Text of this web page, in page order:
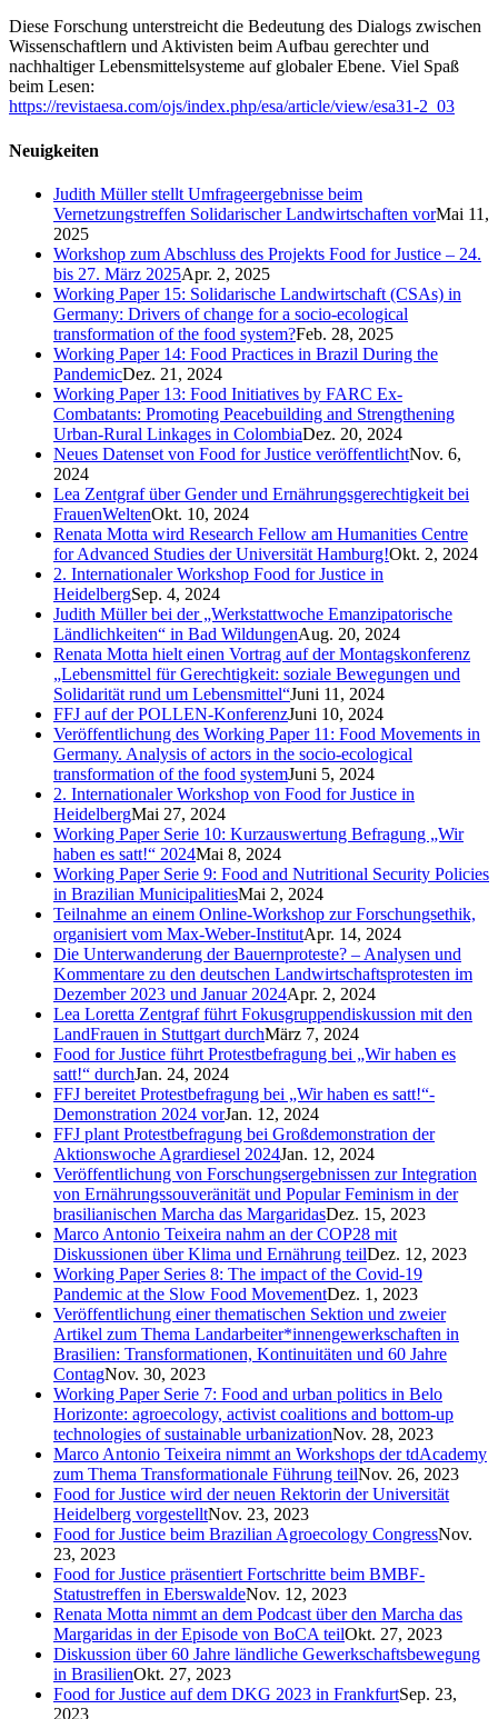
Diese Forschung unterstreicht die Bedeutung des Dialogs zwischen
Wissenschaftlern und Aktivisten beim Aufbau gerechter und
nachhaltiger Lebensmittelsysteme auf globaler Ebene. Viel Spaß
beim Lesen:
https://revistaesa.com/ojs/index.php/esa/article/view/esa31-2_03
Neuigkeiten
Judith Müller stellt Umfrageergebnisse beim
Vernetzungstreffen Solidarischer Landwirtschaften vorMai 11,
2025
Workshop zum Abschluss des Projekts Food for Justice – 24.
bis 27. März 2025Apr. 2, 2025
Working Paper 15: Solidarische Landwirtschaft (CSAs) in
Germany: Drivers of change for a socio-ecological
transformation of the food system?Feb. 28, 2025
Working Paper 14: Food Practices in Brazil During the
PandemicDez. 21, 2024
Working Paper 13: Food Initiatives by FARC Ex-
Combatants: Promoting Peacebuilding and Strengthening
Urban-Rural Linkages in ColombiaDez. 20, 2024
Neues Datenset von Food for Justice veröffentlichtNov. 6,
2024
Lea Zentgraf über Gender und Ernährungsgerechtigkeit bei
FrauenWeltenOkt. 10, 2024
Renata Motta wird Research Fellow am Humanities Centre
for Advanced Studies der Universität Hamburg!Okt. 2, 2024
2. Internationaler Workshop Food for Justice in
HeidelbergSep. 4, 2024
Judith Müller bei der „Werkstattwoche Emanzipatorische
Ländlichkeiten“ in Bad WildungenAug. 20, 2024
Renata Motta hielt einen Vortrag auf der Montagskonferenz
„Lebensmittel für Gerechtigkeit: soziale Bewegungen und
Solidarität rund um Lebensmittel“Juni 11, 2024
FFJ auf der POLLEN-KonferenzJuni 10, 2024
Veröffentlichung des Working Paper 11: Food Movements in
Germany. Analysis of actors in the socio-ecological
transformation of the food systemJuni 5, 2024
2. Internationaler Workshop von Food for Justice in
HeidelbergMai 27, 2024
Working Paper Serie 10: Kurzauswertung Befragung „Wir
haben es satt!“ 2024Mai 8, 2024
Working Paper Serie 9: Food and Nutritional Security Policies
in Brazilian MunicipalitiesMai 2, 2024
Teilnahme an einem Online-Workshop zur Forschungsethik,
organisiert vom Max-Weber-InstitutApr. 14, 2024
Die Unterwanderung der Bauernproteste? – Analysen und
Kommentare zu den deutschen Landwirtschaftsprotesten im
Dezember 2023 und Januar 2024Apr. 2, 2024
Lea Loretta Zentgraf führt Fokusgruppendiskussion mit den
LandFrauen in Stuttgart durchMärz 7, 2024
Food for Justice führt Protestbefragung bei „Wir haben es
satt!“ durchJan. 24, 2024
FFJ bereitet Protestbefragung bei „Wir haben es satt!“-
Demonstration 2024 vorJan. 12, 2024
FFJ plant Protestbefragung bei Großdemonstration der
Aktionswoche Agrardiesel 2024Jan. 12, 2024
Veröffentlichung von Forschungsergebnissen zur Integration
von Ernährungssouveränität und Popular Feminism in der
brasilianischen Marcha das MargaridasDez. 15, 2023
Marco Antonio Teixeira nahm an der COP28 mit
Diskussionen über Klima und Ernährung teilDez. 12, 2023
Working Paper Series 8: The impact of the Covid-19
Pandemic at the Slow Food MovementDez. 1, 2023
Veröffentlichung einer thematischen Sektion und zweier
Artikel zum Thema Landarbeiter*innengewerkschaften in
Brasilien: Transformationen, Kontinuitäten und 60 Jahre
ContagNov. 30, 2023
Working Paper Serie 7: Food and urban politics in Belo
Horizonte: agroecology, activist coalitions and bottom-up
technologies of sustainable urbanizationNov. 28, 2023
Marco Antonio Teixeira nimmt an Workshops der tdAcademy
zum Thema Transformationale Führung teilNov. 26, 2023
Food for Justice wird der neuen Rektorin der Universität
Heidelberg vorgestelltNov. 23, 2023
Food for Justice beim Brazilian Agroecology CongressNov.
23, 2023
Food for Justice präsentiert Fortschritte beim BMBF-
Statustreffen in EberswaldeNov. 12, 2023
Renata Motta nimmt an dem Podcast über den Marcha das
Margaridas in der Episode von BoCA teilOkt. 27, 2023
Diskussion über 60 Jahre ländliche Gewerkschaftsbewegung
in BrasilienOkt. 27, 2023
Food for Justice auf dem DKG 2023 in FrankfurtSep. 23,
2023